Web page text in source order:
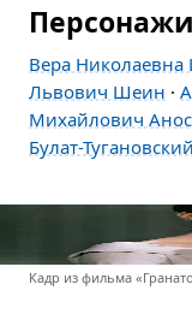
Персонажи
Вера
Львович Шеин ·
Михайлович
Булат-Тугановский
Кадр из фильма